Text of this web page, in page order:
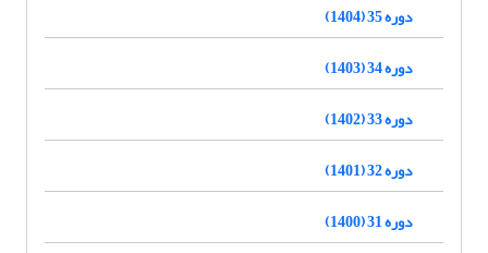
دوره 35 (1404)
دوره 34 (1403)
دوره 33 (1402)
دوره 32 (1401)
دوره 31 (1400)